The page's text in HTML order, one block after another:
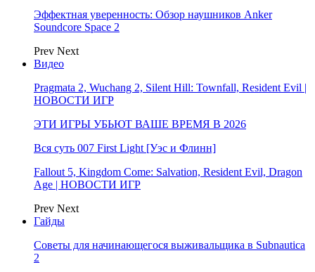
Эффектная уверенность: Обзор наушников Anker
Soundcore Space 2
Prev Next
Видео
Pragmata 2, Wuchang 2, Silent Hill: Townfall, Resident Evil |
НОВОСТИ ИГР
ЭТИ ИГРЫ УБЬЮТ ВАШЕ ВРЕМЯ В 2026
Вся суть 007 First Light [Уэс и Флинн]
Fallout 5, Kingdom Come: Salvation, Resident Evil, Dragon
Age | НОВОСТИ ИГР
Prev Next
Гайды
Советы для начинающегося выживальщика в Subnautica
2